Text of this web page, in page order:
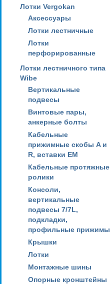
Лотки Vergokan
Аксессуары
Лотки лестничные
Лотки
перфорированные
Лотки лестничного типа
Wibe
Вертикальные
подвесы
Винтовые пары,
анкерные болты
Кабельные
прижимные скобы A и
R, вставки EM
Кабельные протяжные
ролики
Консоли,
вертикальные
подвесы 7/7L,
подкладки,
профильные прижимы
Крышки
Лотки
Монтажные шины
Опорные кронштейны